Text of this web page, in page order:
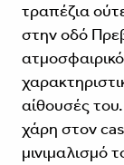
τραπέζια
στην οδό
αίθου­σές
χάρη στον
μινιμαλισμό